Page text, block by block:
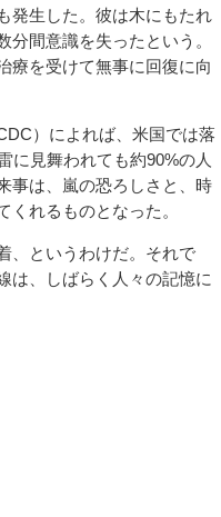
発生した。彼は木にもたれ
間意識を失ったという。
療を受けて無事に回復に向
）によれば、米国では落
に見舞われても約90%の人
事は、嵐の恐ろしさと、時
れるものとなった。
、というわけだ。それで
は、しばらく人々の記憶に